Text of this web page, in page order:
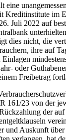
eine
Kreditinstitute im
Juli 2022 auf
dies nicht, die
ihre auf
oder
Freibetrag
161/23 von der
der
und Auskunft über